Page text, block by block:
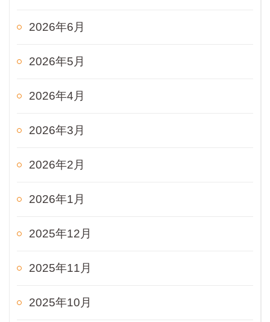
2026年6月
2026年5月
2026年4月
2026年3月
2026年2月
2026年1月
2025年12月
2025年11月
2025年10月